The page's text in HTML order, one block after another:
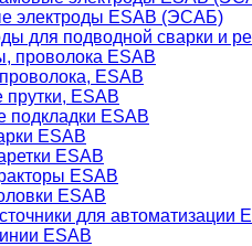
электроды ESAB (ЭСАБ)
для подводной сварки и
проволока ESAB
ESAB
ESAB
подкладки ESAB
ESAB
ESAB
ESAB
ESAB
для автоматизации
ESAB